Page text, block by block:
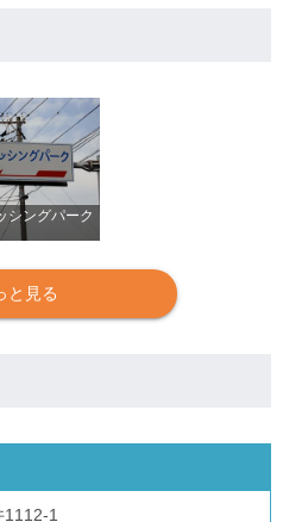
シングパーク
と見る
1